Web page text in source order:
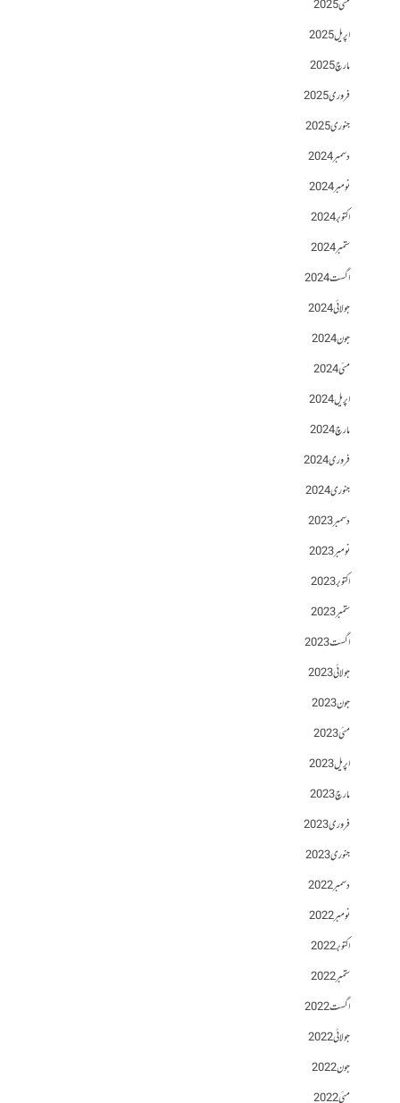
مئی 2025
اپریل 2025
مارچ 2025
فروری 2025
جنوری 2025
دسمبر 2024
نومبر 2024
اکتوبر 2024
ستمبر 2024
اگست 2024
جولائی 2024
جون 2024
مئی 2024
اپریل 2024
مارچ 2024
فروری 2024
جنوری 2024
دسمبر 2023
نومبر 2023
اکتوبر 2023
ستمبر 2023
اگست 2023
جولائی 2023
جون 2023
مئی 2023
اپریل 2023
مارچ 2023
فروری 2023
جنوری 2023
دسمبر 2022
نومبر 2022
اکتوبر 2022
ستمبر 2022
اگست 2022
جولائی 2022
جون 2022